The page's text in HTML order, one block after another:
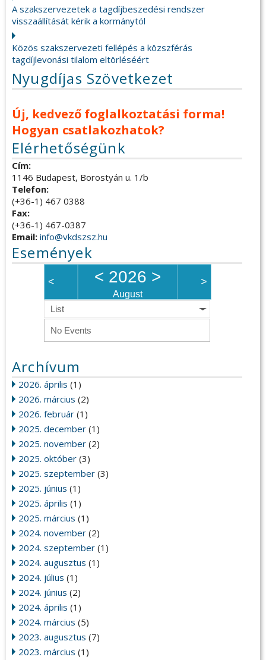
A szakszervezetek a tagdíjbeszedési rendszer
visszaállítását kérik a kormánytól
Közös szakszervezeti fellépés a közszférás
tagdíjlevonási tilalom eltörléséért
Nyugdíjas Szövetkezet
Új, kedvező foglalkoztatási forma!
Hogyan csatlakozhatok?
Elérhetőségünk
Cím:
1146 Budapest, Borostyán u. 1/b
Telefon:
(+36-1) 467 0388
Fax:
(+36-1) 467-0387
Email: info@vkdszsz.hu
Események
< < 2026 >
August
>
List
No Events
Archívum
2026. április (1)
2026. március (2)
2026. február (1)
2025. december (1)
2025. november (2)
2025. október (3)
2025. szeptember (3)
2025. június (1)
2025. április (1)
2025. március (1)
2024. november (2)
2024. szeptember (1)
2024. augusztus (1)
2024. július (1)
2024. június (2)
2024. április (1)
2024. március (5)
2023. augusztus (7)
2023. március (1)